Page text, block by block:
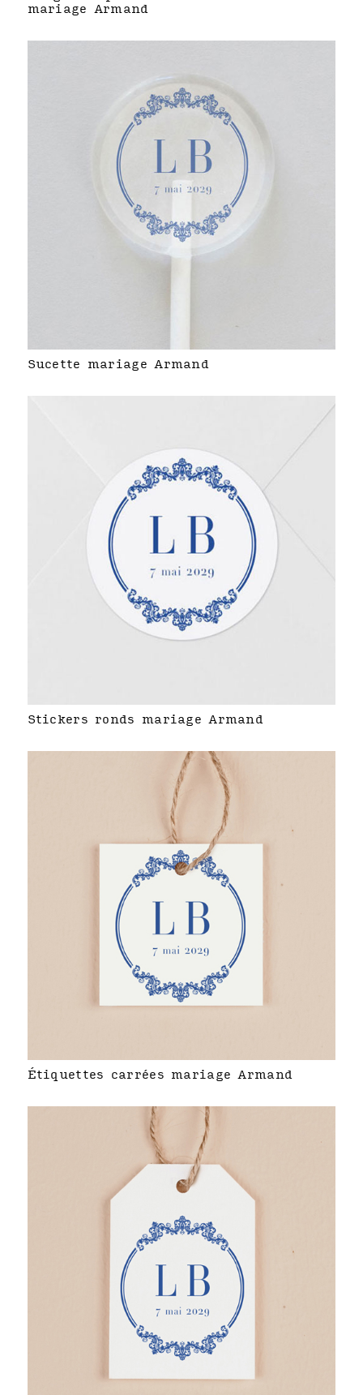
mariage Armand
Sucette mariage Armand
Stickers ronds mariage Armand
Étiquettes carrées mariage Armand